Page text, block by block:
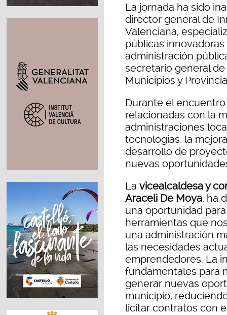
La jornada ha sido
director general de
Valenciana,
públicas
administración
secretario general
Municipios y
Durante el
relacionadas con la
administraciones
tecnologías, la
desarrollo de
nuevas
La vicealcaldesa y
Araceli De Moya, ha
una oportunidad
herramientas que
una administración
las necesidades
emprendedores. La
fundamentales para
generar nuevas
municipio,
licitar contratos con